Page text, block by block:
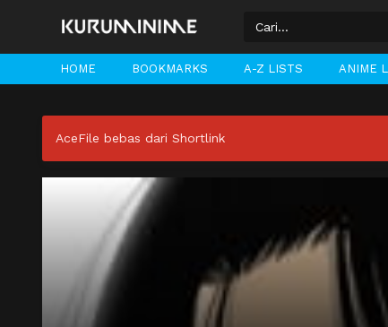
HOME BOOKMARKS A-Z LISTS ANIME
AceFile bebas dari Shortlink